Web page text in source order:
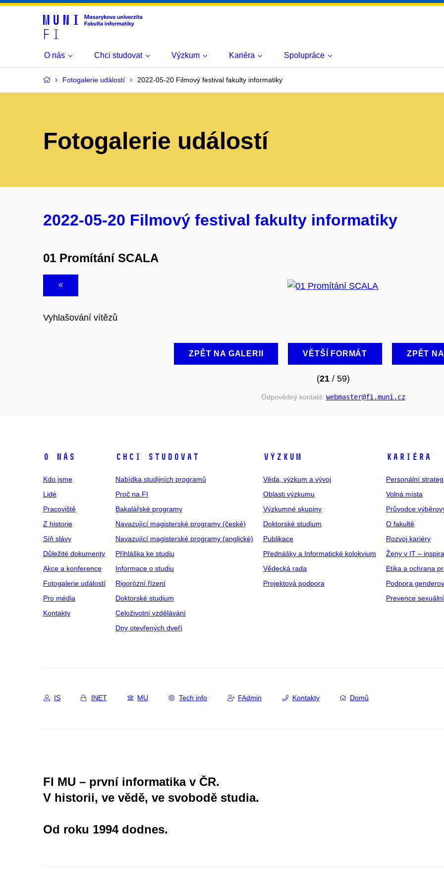
O nás Chci studovat Výzkum Kariéra Spolupráce
Fotogalerie událostí 2022-05-20 Filmový festival fakulty informatiky
Fotogalerie událostí
2022-05-20 Filmový festival fakulty informatiky
01 Promítání SCALA
Vyhlašování vítězů
ZPĚT NA GALERII VĚTŠÍ FORMÁT ZPĚT
(21/ 59)
Odpovědný kontakt: webmaster@fi .muni .cz
O NÁS
Kdo jsme
Lidé
Pracoviště
Z historie
Síň slávy
Důležité dokumenty
Akce a konference
Fotogalerie událostí
Pro média
Kontakty
CHCI STUDOVAT
Nabídka studijních programů
Proč na FI
Bakalářské programy
Navazující magisterské programy (české)
Navazující magisterské programy (anglické)
Přihláška ke studiu
Informace o studiu
Rigorózní řízení
Doktorské studium
Celoživotní vzdělávání
Dny otevřených dveří
VÝZKUM
Věda, výzkum a vývoj
Oblasti výzkumu
Výzkumné skupiny
Doktorské studium
Publikace
Přednášky a Informatické kolokvium
Vědecká rada
Projektová podpora
KARIÉRA
Personální
Volná místa
Průvodce
O fakultě
Rozvoj kariéry
Ženy v IT –
Etika a ochrana
Podpora
Prevence
IS INET MU Tech info FAdmin Kontakty Domů
FI MU – první informatika v ČR.
V historii, ve vědě, ve svobodě studia.
Od roku 1994 dodnes.